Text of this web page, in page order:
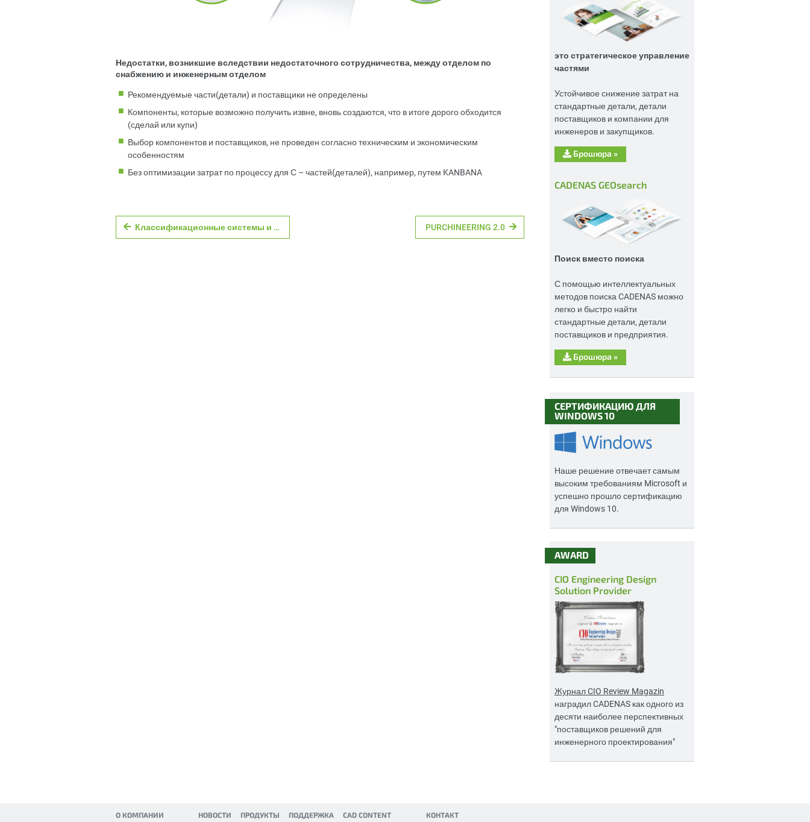
Недостатки, возникшие вследствии недостаточного сотрудничества, между отделом по
снабжению и инженерным отделом
Рекомендуемые части(детали) и поставщики не определены
Компоненты, которые возможно получить извне, вновь создаются, что в итоге дорого обходится
(сделай или купи)
Выбор компонентов и поставщиков, не проведен согласно техническим и экономическим
особенностям
Без оптимизации затрат по процессу для С – частей(деталей), например, путем KANBANA
Классификационные системы и ECLASS PURCHINEERING 2.0
это стратегическое управление
частями
Устойчивое снижение затрат на
стандартные детали, детали
поставщиков и компании для
инженеров и закупщиков.
Брошюра »
CADENAS GEOsearch
Поиск вместо поиска
С помощью интеллектуальных
методов поиска CADENAS можно
легко и быстро найти
стандартные детали, детали
поставщиков и предприятия.
Брошюра »
СЕРТИФИКАЦИЮ ДЛЯ
WINDOWS 10
Наше решение отвечает самым
высоким требованиям Microsoft и
успешно прошло сертификацию
для Windows 10.
AWARD
CIO Engineering Design
Solution Provider
Журнал CIO Review Magazin
наградил CADENAS как одного из
десяти наиболее перспективных
"поставщиков решений для
инженерного проектирования"
О КОМПАНИИ
НОВОСТИ ПРОДУКТЫ ПОДДЕРЖКА
CAD CONTENT
КОНТАКТ